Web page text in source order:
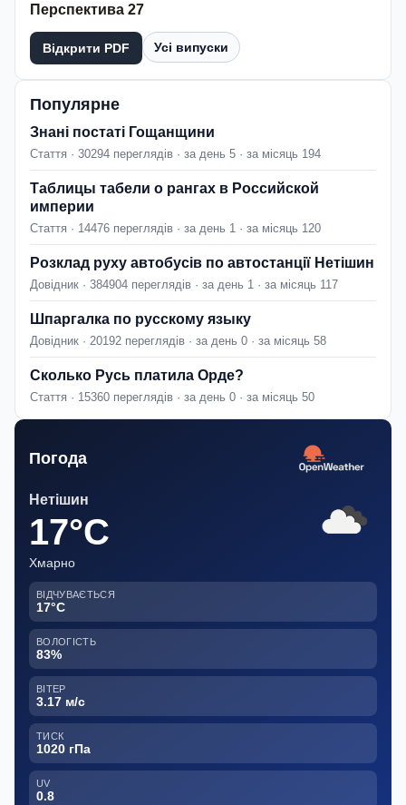
Перспектива 27
Відкрити PDF Усі випуски
Популярне
Знані постаті Гощанщини
Стаття · 30294 переглядів · за день 5 · за місяць 194
Таблицы табели о рангах в Российской
империи
Стаття · 14476 переглядів · за день 1 · за місяць 120
Розклад руху автобусів по автостанції Нетішин
Довідник · 384904 переглядів · за день 1 · за місяць 117
Шпаргалка по русскому языку
Довідник · 20192 переглядів · за день 0 · за місяць 58
Сколько Русь платила Орде?
Стаття · 15360 переглядів · за день 0 · за місяць 50
Погода
Нетішин
17°C
Хмарно
ВІДЧУВАЄТЬСЯ
17°C
ВОЛОГІСТЬ
83%
ВІТЕР
3.17 м/с
ТИСК
1020 гПа
UV
0.8